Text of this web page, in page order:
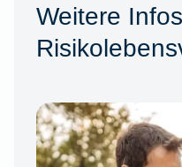
Weitere